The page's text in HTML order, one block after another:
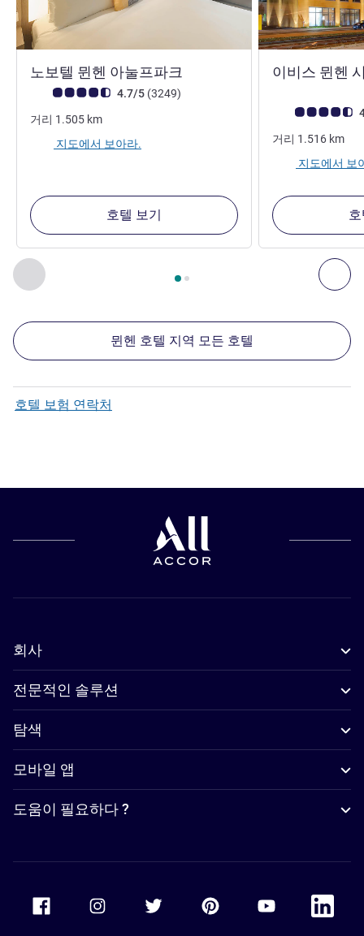
이전 - 주변에 있는 다른 시설 다
2/ 페이지 , 주변에 있는 다른 시설 1 :, 주변에 있는 다른 시
노보텔 뮌헨 아눌프파크
고객 평점 (ALL 평가)
4.7/5 (3249리뷰
)
거리 1.505 km
지도에서 보아라.
호텔 보기
이비스 뮌헨
고객 평점 (ALL 평
거리 1.516 km
지도에서 보
뮌헨 호텔 지역 모든 호텔
호텔 보험 연락처
회사
전문적인 솔루션
탐색
모바일 앱
도움이 필요하다 ?
Accor Youtube
Accor